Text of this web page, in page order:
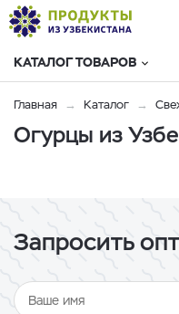
КАТАЛОГ ТОВАРОВ
Главная Каталог
Огурцы из
Запросить